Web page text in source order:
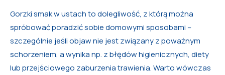
Gorzki smak w ustach to dolegliwość, z którą można
spróbować poradzić sobie domowymi sposobami –
szczególnie jeśli objaw nie jest związany z poważnym
schorzeniem, a wynika np. z błędów higienicznych, diety
lub przejściowego zaburzenia trawienia. Warto wówczas